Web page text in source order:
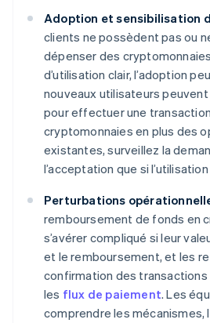
Adoption et sensibilisation
clients ne possèdent pas ou
dépenser des
d’utilisation clair, l’adoption
nouveaux utilisateurs peuvent
pour effectuer une
cryptomonnaies en plus des
existantes, surveillez la
l’acceptation que si
Perturbations
remboursement de fonds en
s’avérer compliqué si leur
et le remboursement, et les
confirmation des
les flux de paiement. Les
comprendre les mécanismes,